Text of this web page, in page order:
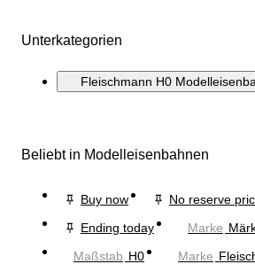
Unterkategorien
Fleischmann H0
Beliebt in Modelleisenbahnen
Buy now
No reserve
Ending today
Marke
Maßstab H0 Marke